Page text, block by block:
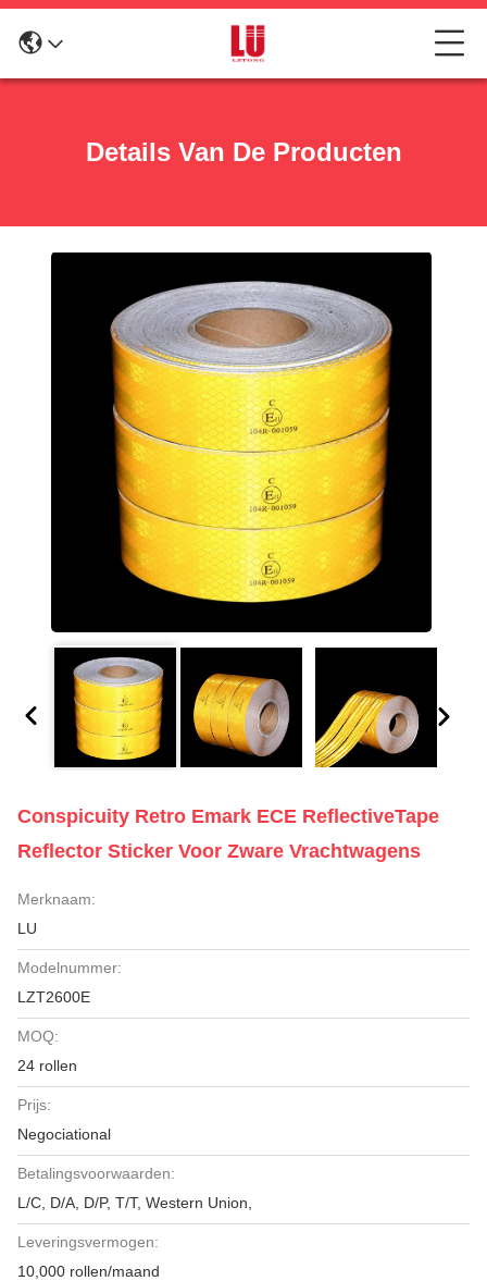
Details Van De Producten
Conspicuity Retro Emark ECE ReflectiveTape
Reflector Sticker Voor Zware Vrachtwagens
Merknaam:
LU
Modelnummer:
LZT2600E
MOQ:
24 rollen
Prijs:
Negociational
Betalingsvoorwaarden:
L/C, D/A, D/P, T/T, Western Union,
Leveringsvermogen:
10,000 rollen/maand